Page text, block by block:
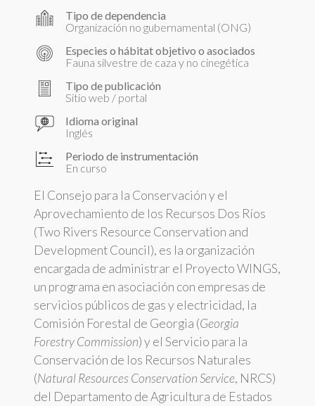
Tipo de dependencia
Organización no gubernamental (ONG)
Especies o hábitat objetivo o asociados
Fauna silvestre de caza y no cinegética
Tipo de publicación
Sitio web / portal
Idioma original
Inglés
Periodo de instrumentación
En curso
El Consejo para la Conservación y el
Aprovechamiento de los Recursos Dos Ríos
(Two Rivers Resource Conservation and
Development Council), es la organización
encargada de administrar el Proyecto WINGS,
un programa en asociación con empresas de
servicios públicos de gas y electricidad, la
Comisión Forestal de Georgia (Georgia
Forestry Commission) y el Servicio para la
Conservación de los Recursos Naturales
(Natural Resources Conservation Service, NRCS)
del Departamento de Agricultura de Estados